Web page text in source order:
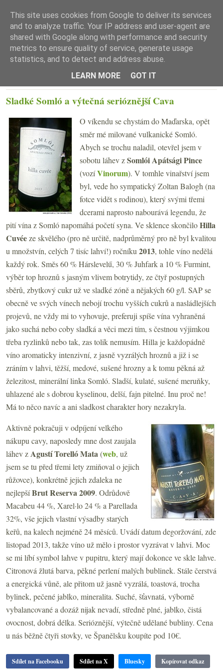
☰ Menu
Sladké Somló a výtečná serióznější Cava
O víkendu se chystám do Maďarska, opět
směr mé milované vulkanické Somló.
Abych se trochu naladil, otevřel jsem v
sobotu láhev zSomlói Apátsági Pince
(vozíVinorum). V tomhle vinařství jsem
byl, vede ho sympatický Zoltan Balogh (na
fotce vidět s rodinou), který svými třemi
dcerami naprosto nabourává legendu, že
pití vína z Somló napomáhá početí syna. Ve sklence skončiloHilla
Cuvéeze skvělého (pro ně určitě, nadprůměrný pro ně byl kvalitou
u množstvín, celých 7 tisíc lahví!) ročníku 2013, tohle víno nedělá
každý rok. Směs 60 % Hárslevelű, 30 % Juhfark a 10 % Furmint,
výběr top hroznů s jasným vlivem botrytidy, ze čtyř postupných
sběrů, zbytkový cukr už ve sladké zóně a nějakých 60 g/l. SAP se
obecně ve svých vínech nebojí trochu vyšších cukrů a nasládlejších
projevů, ne vždy mi to vyhovuje, preferuji spíše vína vyhraněná
jako suchá nebo coby sladká a věci mezi tím, s čestnou výjimkou
třeba ryzlinků nebo tak, zas tolik nemusím. Hilla je každopádně
víno aromaticky intenzivní, z jasně vyzrálých hroznů a již i se
zráním v lahvi, těžší, medové, sušené hrozny a k tomu pěkná až
železitost, minerální linka Somló. Sladší, kulaté, sušené meruňky,
uhlazené ale s dobrou kyselinou, delší, fajn pitelné. Inu proč ne!
Má to něco navíc a ani sladkost charakter hory nezakryla.
Aktivně pokračuji v odpíjení velkého
nákupu cavy, naposledy mne dost zaujala
láhev zAgustí Torelló Mata(web, už
jsem se tu před třemi lety zmiňoval o jejich
růžovce), konkrétně jejich zdaleka ne
nejlepšíBrut Reserva 2009. Odrůdově
Macabeu 44 %, Xarel·lo 24 % a Parellada
32%, vše jejich vlastní výsadby starých
keřů, na kalech nejméně 24 měsíců. Uvádí datum degoržování, zde
listopad 2013, takže víno už mělo i prostor vyzrávat v lahvi. Moc
se mi líbí symbol lahve v pupitru, který mají dokonce ve skle lahve.
Citronová žlutá barva, pěkné perlení malých bublinek. Stále čerstvá
a energická vůně, ale přitom už jasně vyzrálá, toastová, trocha
bylinek, pečené jablko, mineralita. Suché, šťavnatá, výborně
vybalancované a dozáž nijak nevadí, středně plné, jablko, čistá
ovocnost, dobrá délka. Serióznější, výtečně udělané bubliny. Cena
u nás běžně čtyři stovky, ve Španělsku koupíte pod 10€.
Sdílet na Facebooku Sdílet na X Bluesky Kopírovat odkaz
This site uses cookies from Google to deliver its services
and to analyze traffic. Your IP address and user-agent are
shared with Google along with performance and security
metrics to ensure quality of service, generate usage
statistics, and to detect and address abuse.
LEARN MORE
GOT IT